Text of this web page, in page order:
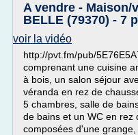
A vendre - Maison/
BELLE (79370) - 7
voir la vidéo
http://pvt.fm/pub/
comprenant une cuisine
à bois, un salon séjour
véranda en rez de
5 chambres, salle de
de bains et un WC en rez
composées d'une